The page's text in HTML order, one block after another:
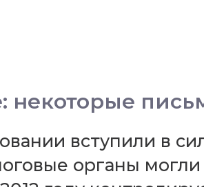
некоторые
вступили в
органы